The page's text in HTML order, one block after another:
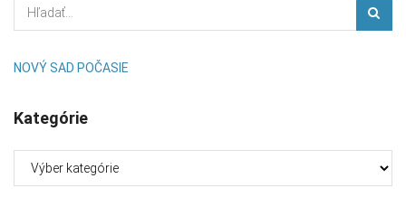
NOVÝ SAD POČASIE
Kategórie